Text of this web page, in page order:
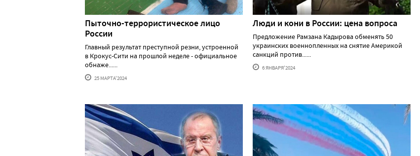
Пыточно-террористическое лицо
России
Главный результат преступной резни, устроенной
в Крокус-Сити на прошлой неделе - официальное
обнаже......
25 МАРТА'2024
Люди и кони в России: цена вопроса
Предложение Рамзана Кадырова обменять 50
украинских военнопленных на снятие Америкой
санкций против......
6 ЯНВАРЯ'2024